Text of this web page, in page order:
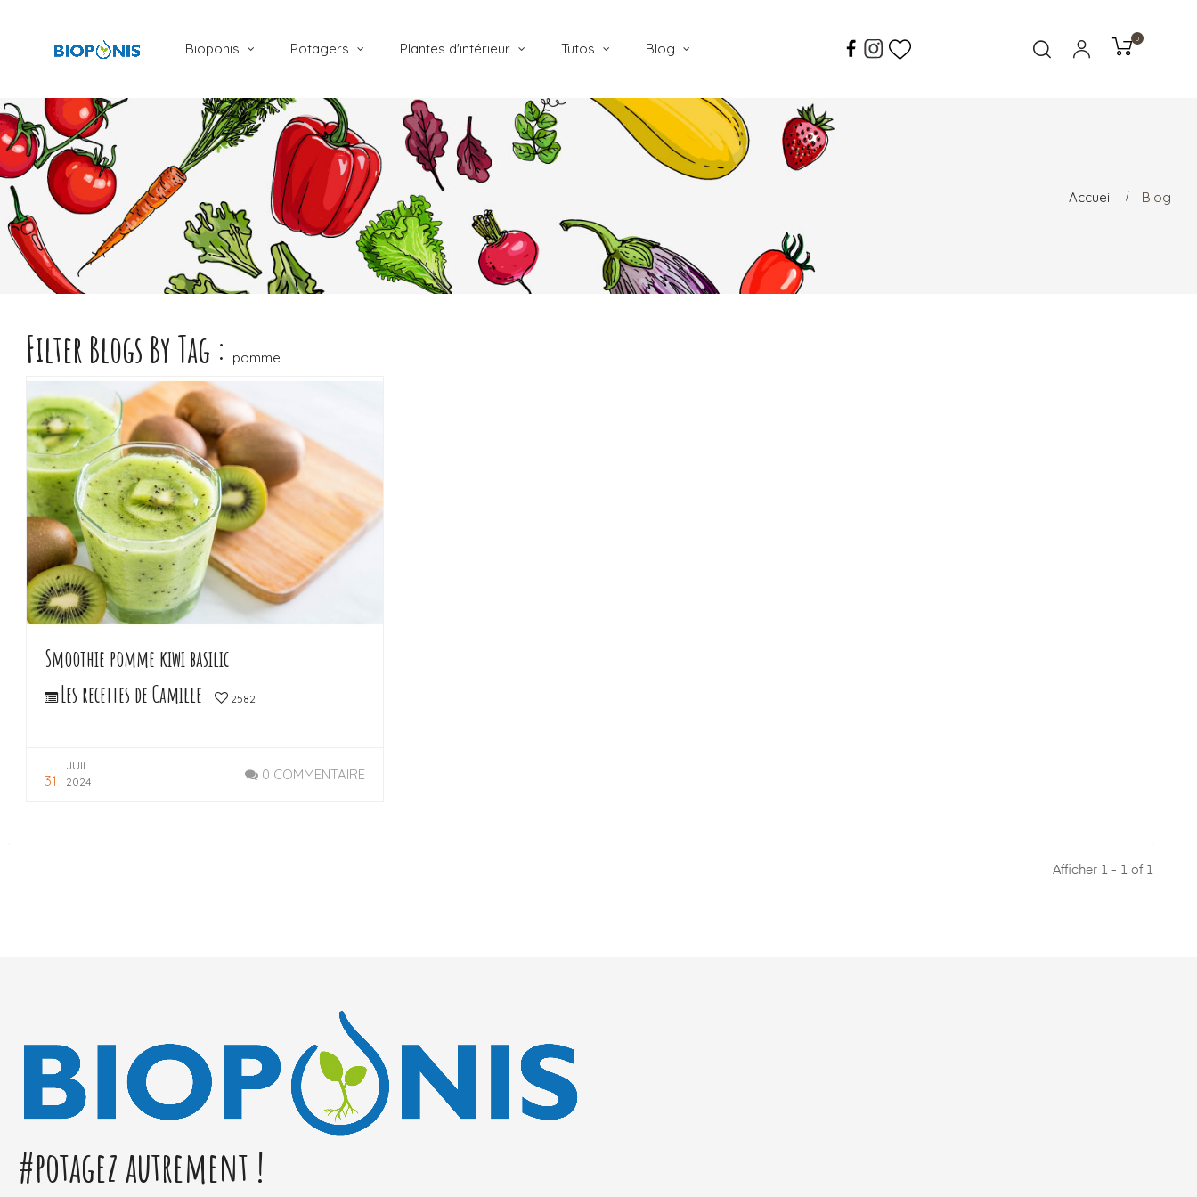
Bioponis Potagers Plantes d'intérieur Tutos Blog
0
Accueil Blog
Filter Blogs By Tag : pomme
LIRE LA SUITE
Smoothie pomme kiwi basilic
Les recettes de Camille
2582
31
JUIL.
2024
0 COMMENTAIRE
Afficher 1 - 1 of 1
#potagez autrement !